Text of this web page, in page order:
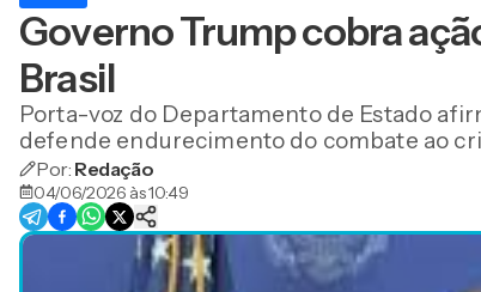
e CV no Brasil
Governo Trump cobra
Brasil
Porta-voz do Departamento de Estado
defende endurecimento do combate ao
Por: Redação
04/06/2026 às 10:49